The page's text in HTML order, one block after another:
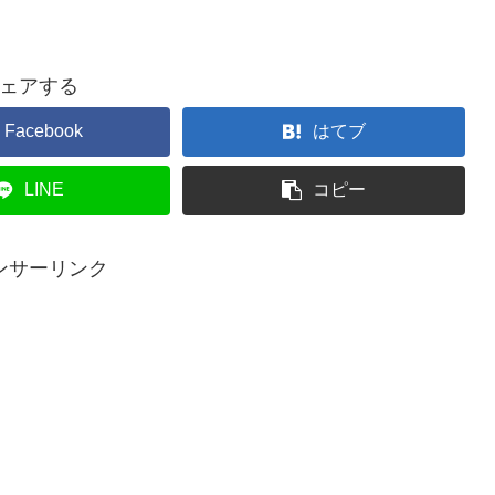
アする
Facebook はてブ
LINE コピー
サーリンク